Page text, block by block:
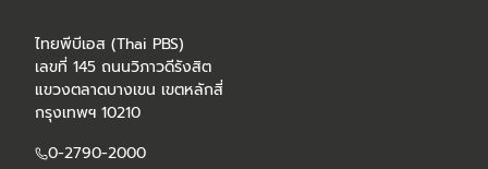
ไทยพีบีเอส (Thai PBS)
เลขที่ 145 ถนนวิภาวดีรังสิต
แขวงตลาดบางเขน เขตหลักสี่
กรุงเทพฯ 10210
0-2790-2000